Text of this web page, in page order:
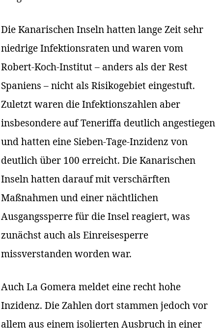
Die Kanarischen Inseln hatten lange Zeit sehr
niedrige Infektionsraten und waren vom
Robert-Koch-Institut – anders als der Rest
Spaniens – nicht als Risikogebiet eingestuft.
Zuletzt waren die Infektionszahlen aber
insbesondere auf Teneriffa deutlich angestiegen
und hatten eine Sieben-Tage-Inzidenz von
deutlich über 100 erreicht. Die Kanarischen
Inseln hatten darauf mit verschärften
Maßnahmen und einer nächtlichen
Ausgangssperre für die Insel reagiert, was
zunächst auch als Einreisesperre
missverstanden worden war.
Auch La Gomera meldet eine recht hohe
Inzidenz. Die Zahlen dort stammen jedoch vor
allem aus einem isolierten Ausbruch in einer